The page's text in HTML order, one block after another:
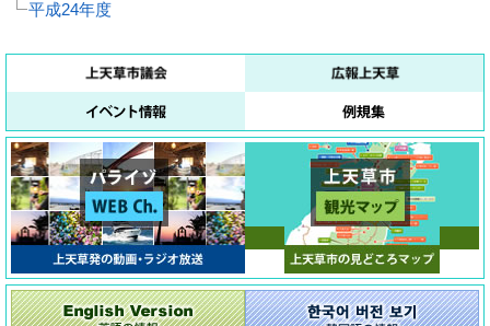
平成24年度